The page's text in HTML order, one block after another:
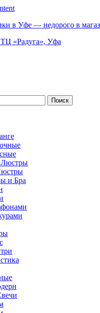
в Уфе — недорого в
«Радуга», Уфа
Люстры
и Бра